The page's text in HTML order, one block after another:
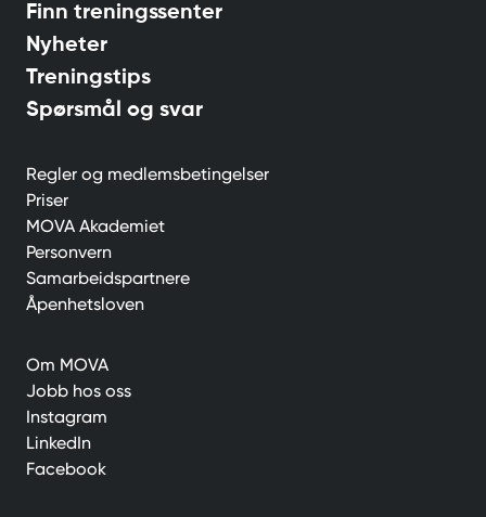
Finn treningssenter
Nyheter
Treningstips
Spørsmål og svar
Regler og medlemsbetingelser
Priser
MOVA Akademiet
Personvern
Samarbeidspartnere
Åpenhetsloven
Om MOVA
Jobb hos oss
Instagram
LinkedIn
Facebook